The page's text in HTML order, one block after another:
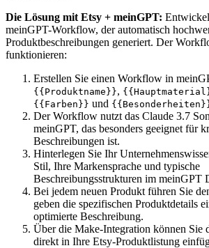
Die Lösung mit Etsy + meinGPT:
meinGPT-Workflow, der automatisch
Produktbeschreibungen generiert. Der
funktionieren:
Erstellen Sie einen Workflow in
{{Produktname}},
{{Farben}} und
Der Workflow nutzt das Claude 3.7
meinGPT, das besonders geeignet für
Beschreibungen ist.
Hinterlegen Sie Ihr
Stil, Ihre Markensprache und typische
Beschreibungsstrukturen im meinGPT
Bei jedem neuen Produkt führen Sie
geben die spezifischen Produktdetails
optimierte Beschreibung.
Über die Make-Integration können Sie
direkt in Ihre Etsy-Produktlistung